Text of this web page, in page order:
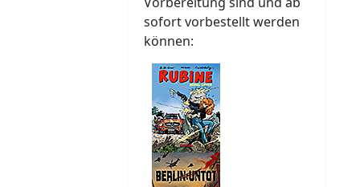
sofort vorbestellt werden
können: